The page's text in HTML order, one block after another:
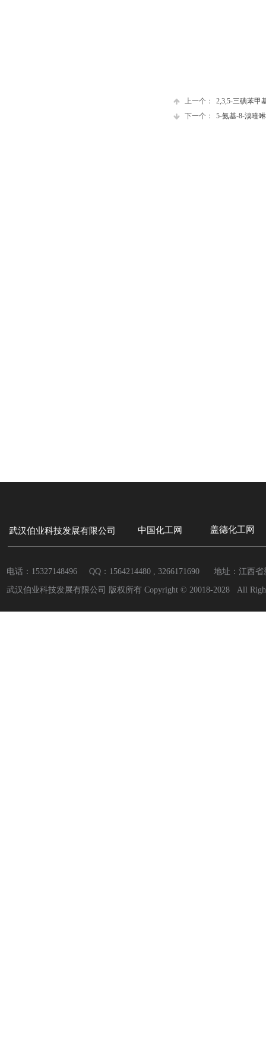
上一个：
2,3,5-三碘苯甲
下一个：
5-氨基-8-溴喹啉
武汉伯业科技发展有限公司 中国化工网 盖德化工网
电话：15327148496 QQ： 1564214480 , 3266171690 地址：江西省
武汉伯业科技发展有限公司 版权所有 Copyright © 20018-2028 All